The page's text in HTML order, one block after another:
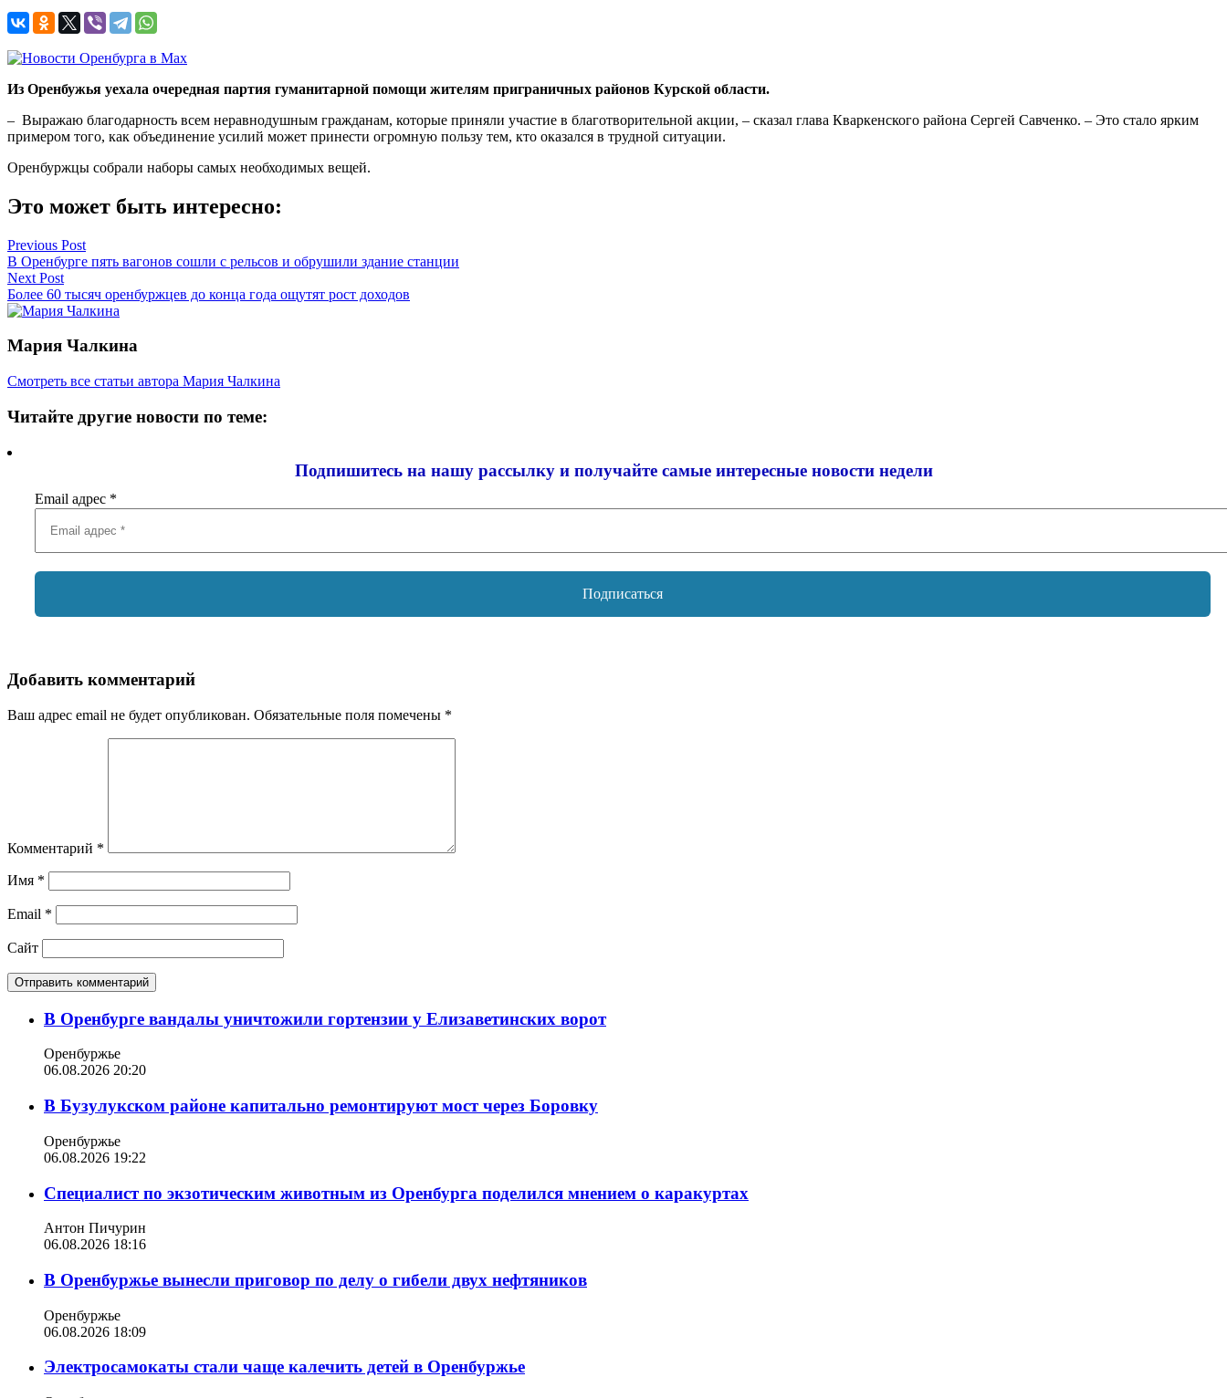
Из Оренбужья уехала очередная партия гуманитарной помощи жителям приграничных районов Курской области.
– Выражаю благодарность всем неравнодушным гражданам, которые приняли участие в благотворительной акции, – сказал глава Кваркенского района Сергей Савченко. – Это стало ярким
примером того, как объединение усилий может принести огромную пользу тем, кто оказался в трудной ситуации.
Оренбуржцы собрали наборы самых необходимых вещей.
Это может быть интересно:
Навигация
по
записям
Previous Post
В Оренбурге пять вагонов сошли с рельсов и обрушили здание станции
Next Post
Более 60 тысяч оренбуржцев до конца года ощутят рост доходов
Мария Чалкина
Смотреть все статьи автора Мария Чалкина
Читайте другие новости по теме:
Подпишитесь на нашу рассылку и получайте самые интересные новости недели
Email адрес *
Добавить комментарий
Ваш адрес email не будет опубликован. Обязательные поля помечены *
Комментарий *
Имя *
Email *
Сайт
В Оренбурге вандалы уничтожили гортензии у Елизаветинских ворот
Оренбуржье
06.08.2026 20:20
В Бузулукском районе капитально ремонтируют мост через Боровку
Оренбуржье
06.08.2026 19:22
Специалист по экзотическим животным из Оренбурга поделился мнением о каракуртах
Антон Пичурин
06.08.2026 18:16
В Оренбуржье вынесли приговор по делу о гибели двух нефтяников
Оренбуржье
06.08.2026 18:09
Электросамокаты стали чаще калечить детей в Оренбуржье